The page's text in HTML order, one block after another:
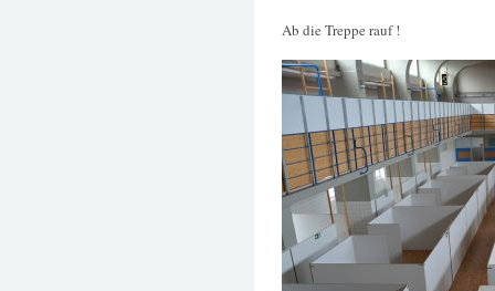
Ab die Treppe rauf !